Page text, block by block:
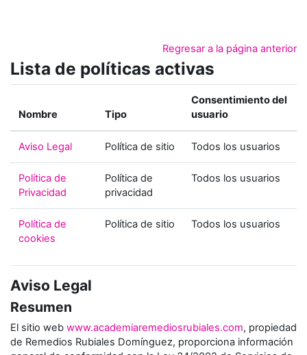
Regresar a la página anterior
Lista de políticas activas
Nombre Tipo
Consentimiento del
usuario
Aviso Legal Política de sitio Todos los usuarios
Política de
Privacidad
Política de
privacidad
Todos los usuarios
Política de
cookies
Política de sitio Todos los usuarios
Aviso Legal
Resumen
El sitio web www.academiaremediosrubiales.com, propiedad
de Remedios Rubiales Domínguez, proporciona información